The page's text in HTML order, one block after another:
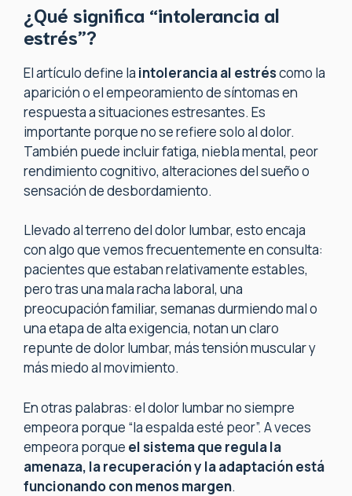
¿Qué significa “intolerancia al
estrés”?
El artículo define la intolerancia al estréscomo la
aparición o el empeoramiento de síntomas en
respuesta a situaciones estresantes. Es
importante porque no se refiere solo al dolor.
También puede incluir fatiga, niebla mental, peor
rendimiento cognitivo, alteraciones del sueño o
sensación de desbordamiento.
Llevado al terreno del dolor lumbar, esto encaja
con algo que vemos frecuentemente en consulta:
pacientes que estaban relativamente estables,
pero tras una mala racha laboral, una
preocupación familiar, semanas durmiendo mal o
una etapa de alta exigencia, notan un claro
repunte de dolor lumbar, más tensión muscular y
más miedo al movimiento.
En otras palabras: el dolor lumbar no siempre
empeora porque “la espalda esté peor”. A veces
empeora porque el sistema que regula la
amenaza, la recuperación y la adaptación está
funcionando con menos margen.